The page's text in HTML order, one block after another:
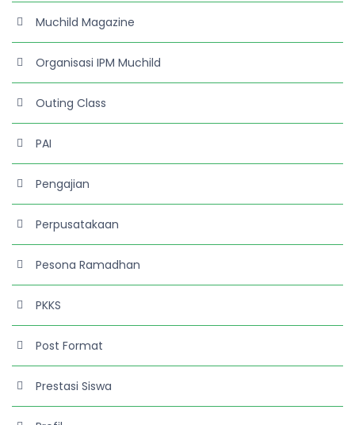
Muchild Magazine
Organisasi IPM Muchild
Outing Class
PAI
Pengajian
Perpusatakaan
Pesona Ramadhan
PKKS
Post Format
Prestasi Siswa